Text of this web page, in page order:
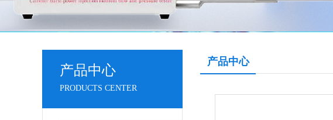
产品中心
PRODUCTS CENTER
产品中心